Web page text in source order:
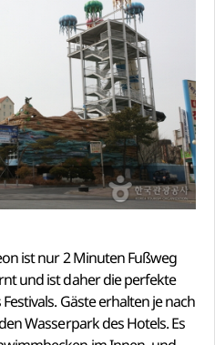
ist nur 2 Minuten Fußweg
und ist daher die perfekte
Gäste erhalten je nach
Wasserpark des Hotels. Es